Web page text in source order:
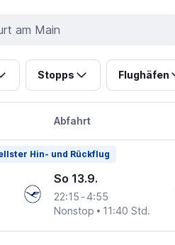
Stopps Flughäfen
Abfahrt
Hin- und Rückflug
So 13.9.
22:15 - 4:55
Nonstop
11:40 Std.